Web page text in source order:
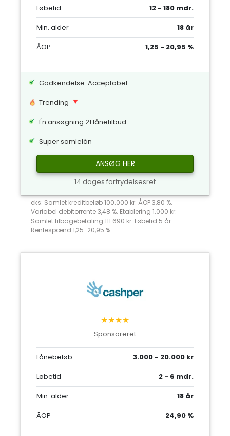
Løbetid
12 - 180 mdr.
Min. alder
18 år
ÅOP
1,25 - 20,95 %
Godkendelse: Acceptabel
Trending
Én ansøgning 21 lånetilbud
Super samlelån
ANSØG HER
14 dages fortrydelsesret
eks: Samlet kreditbeløb 100.000 kr. ÅOP 3,80 %.
Variabel debitorrente 3,48 %. Etablering 1.000 kr.
Samlet tilbagebetaling 111.690 kr. Løbetid 5 år.
Rentespænd 1,25-20,95 %.
★★★★
Sponsoreret
Lånebeløb
3.000 - 20.000 kr
Løbetid
2 - 6 mdr.
Min. alder
18 år
ÅOP
24,90 %